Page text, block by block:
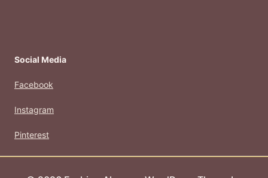
Social Media
Facebook
Instagram
Pinterest